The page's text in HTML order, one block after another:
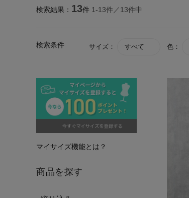
検索結果： 13件 1-13件／13件中
検索条件 サイズ： すべて 色：
マイサイズ機能とは？
商品を探す